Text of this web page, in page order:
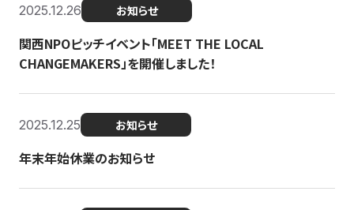
2025.12.26 お知らせ
関西NPOピッチイベント「MEET THE LOCAL
CHANGEMAKERS」を開催しました！
2025.12.25 お知らせ
年末年始休業のお知らせ